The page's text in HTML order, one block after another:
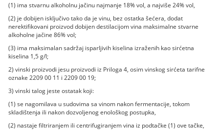
(1) ima stvarnu alkoholnu jačinu najmanje 18% vol, a najviše 24% vol,
(2) je dobijen isključivo tako da je vinu, bez ostatka šećera, dodat
nerektifikovani proizvod dobijen destilacijom vina maksimalne stvarne
alkoholne jačine 86% vol;
(3) ima maksimalan sadržaj isparljivih kiselina izraženih kao sirćetna
kiselina 1,5 g/l;
2) vinski proizvodi jesu proizvodi iz Priloga 4, osim vinskog sirćeta tarifne
oznake 2209 00 11 i 2209 00 19;
3) vinski talog jeste ostatak koji:
(1) se nagomilava u sudovima sa vinom nakon fermentacije, tokom
skladištenja ili nakon dozvoljenog enološkog postupka,
(2) nastaje filtriranjem ili centrifugiranjem vina iz podtačke (1) ove tačke,